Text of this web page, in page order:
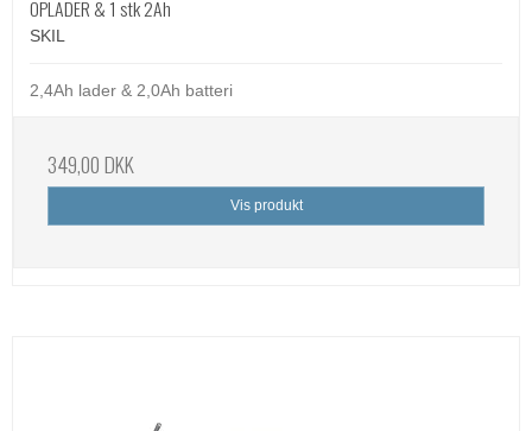
OPLADER & 1 stk 2Ah
SKIL
2,4Ah lader & 2,0Ah batteri
349,00 DKK
Vis produkt